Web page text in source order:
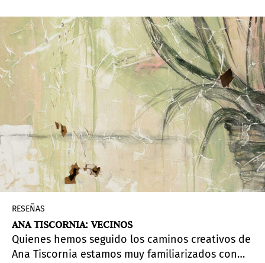
más influyentes de Estados Unidos.
RESEÑAS
ANA TISCORNIA: VECINOS
Quienes hemos seguido los caminos creativos de
Ana Tiscornia estamos muy familiarizados con